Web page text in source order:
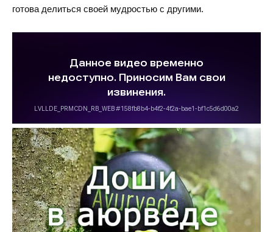
готова делиться своей мудростью с другими.